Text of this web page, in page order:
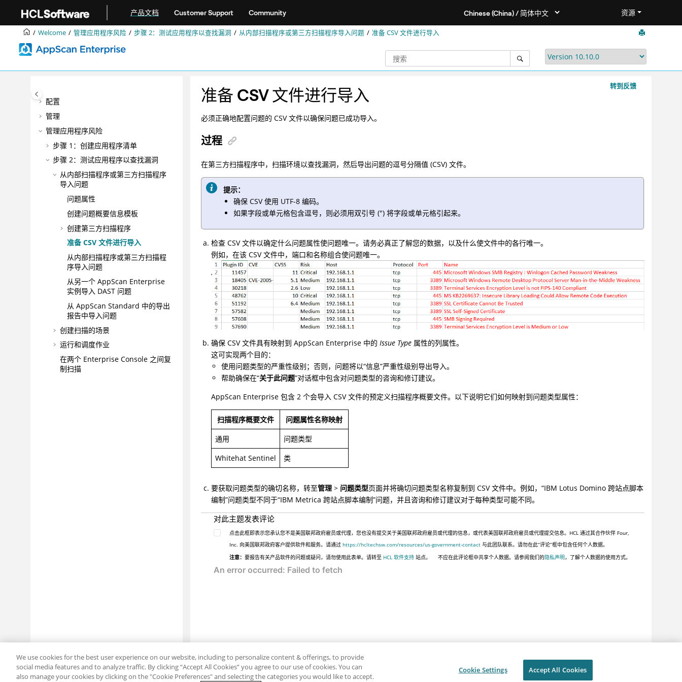
产品文档 Customer Support Community 资源
Welcome 管理应用程序风险 步骤 2：测试应用程序以查找漏洞 从内部扫描程序或第三方扫描程序导入问题 准备 CSV 文件进行导入
产品概述
正在安装
集成
DevOps
配置
管理
管理应用程序风险
步骤 1：创建应用程序清单
步骤 2：测试应用程序以查找漏洞
从内部扫描程序或第三方扫描程序
导入问题
问题属性
创建问题概要信息模板
创建第三方扫描程序
准备 CSV 文件进行导入
从内部扫描程序或第三方扫描程
序导入问题
从另一个 AppScan Enterprise
实例导入 DAST 问题
从 AppScan Standard 中的导出
报告中导入问题
创建扫描的场景
运行和调度作业
在两个 Enterprise Console 之间复
制扫描
转到反馈
准备 CSV 文件进行导入
必须正确地配置问题的 CSV 文件以确保问题已成功导入。
过程
在第三方扫描程序中，扫描环境以查找漏洞，然后导出问题的逗号分隔值 (CSV) 文件。
提示：
确保 CSV 使用 UTF-8 编码。
如果字段或单元格包含逗号，则必须用双引号 (") 将字段或单元格引起来。
检查 CSV 文件以确定什么问题属性使问题唯一。请务必真正了解您的数据，以及什么使文件中的各行唯一。
例如，在该 CSV 文件中，端口和名称组合使问题唯一。
确保 CSV 文件具有映射到 AppScan Enterprise 中的Issue Type 属性的列属性。
这可实现两个目的：
使用问题类型的严重性级别；否则，问题将以“信息”严重性级别导出导入。
帮助确保在“关于此问题”对话框中包含对问题类型的咨询和修订建议。
AppScan Enterprise 包含 2 个会导入 CSV 文件的预定义扫描程序概要文件。以下说明它们如何映射到问题类型属性：
扫描程序概要文件
问题属性名称映射
通用
问题类型
Whitehat Sentinel
类
要获取问题类型的确切名称，转至管理 > 问题类型页面并将确切问题类型名称复制到 CSV 文件中。例如，“IBM Lotus Domino 跨站点脚本
编制”问题类型不同于“IBM Metrica 跨站点脚本编制”问题，并且咨询和修订建议对于每种类型可能不同。
对此主题发表评论
点击此框即表示您承认您不是美国联邦政府雇员或代理，您也没有提交关于美国联邦政府雇员或代理的信息，或代表美国联邦政府雇员或代理提交信息。HCL 通过其合作伙伴 Four,
Inc. 向美国联邦政府客户提供软件和服务。请通过https://hcltechsw.com/resources/us-government-contact 与此团队联系。请勿在此“评论”框中包含任何个人数据。
注意：要报告有关产品软件的问题或疑问，请勿使用此表单。请转至 HCL 软件支持 站点。 不应在此评论框中共享个人数据。请参阅我们的隐私声明，了解个人数据的使用方式。
We use cookies for the best user experience on our website, including to personalize content & offerings, to provide
social media features and to analyze traffic. By clicking “Accept All Cookies” you agree to our use of cookies. You can
also manage your cookies by clicking on the "Cookie Preferences" and selecting the categories you would like to accept.
Cookie Settings Accept All Cookies